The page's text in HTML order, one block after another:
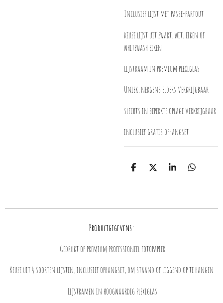
Inclusief lijst met passe-partout
keuze lijst uit zwart, wit, eiken of
whitewash eiken
lijstraam in premium plexiglas
Uniek, nergens elders verkrijgbaar
slechts in beperkte oplage verkrijgbaar
inclusief gratis ophangset
D
n
D
S
e
D
n
Productgegevens:
Gedrukt op premium professioneel fotopapier
Keuze uit 4 soorten lijsten, inclusief ophangset, om staand of liggend op te hangen
Lijstramen in hoogwaardig plexiglas